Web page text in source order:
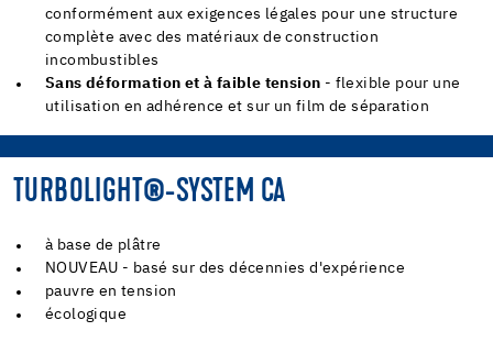
conformément aux exigences légales pour une structure
complète avec des matériaux de construction
incombustibles
Sans déformation et à faible tension - flexible pour une
utilisation en adhérence et sur un film de séparation
TURBOLIGHT®-SYSTEM CA
à base de plâtre
NOUVEAU - basé sur des décennies d'expérience
pauvre en tension
écologique